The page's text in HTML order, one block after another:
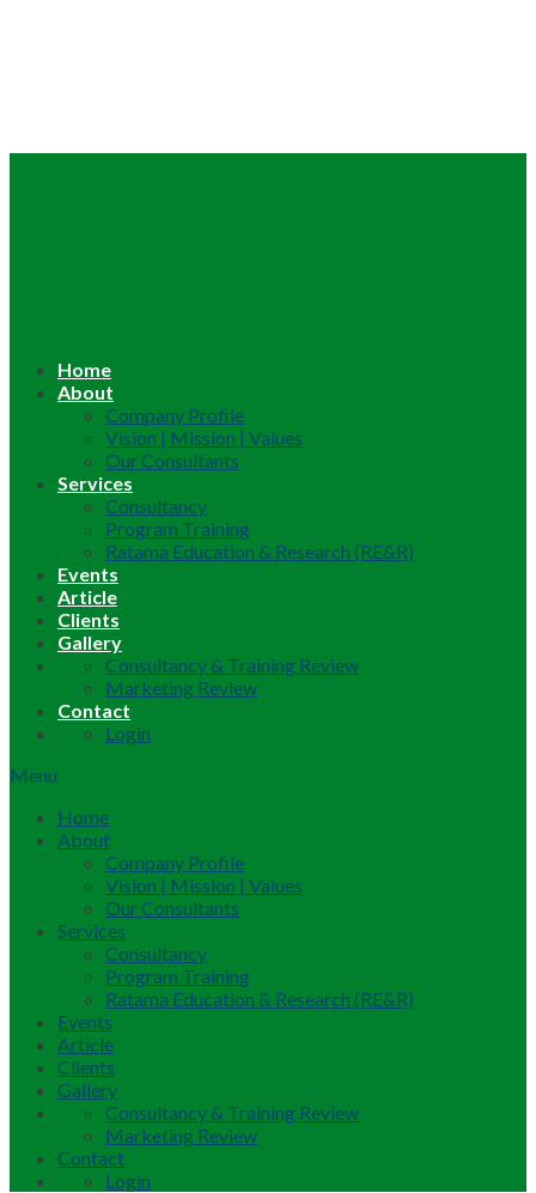
Home
About
Company Profile
Vision | Mission | Values
Our Consultants
Services
Consultancy
Program Training
Ratama Education & Research (RE&R)
Events
Article
Clients
Gallery
Consultancy & Training Review
Marketing Review
Contact
Login
Menu
Home
About
Company Profile
Vision | Mission | Values
Our Consultants
Services
Consultancy
Program Training
Ratama Education & Research (RE&R)
Events
Article
Clients
Gallery
Consultancy & Training Review
Marketing Review
Contact
Login